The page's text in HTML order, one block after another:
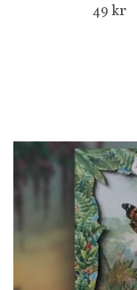
49 kr